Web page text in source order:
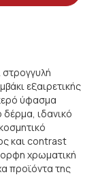
στρογγυλή
εξαιρετικής
ύφασμα
ιδανικό
και contrast
χρωματική
προϊόντα της